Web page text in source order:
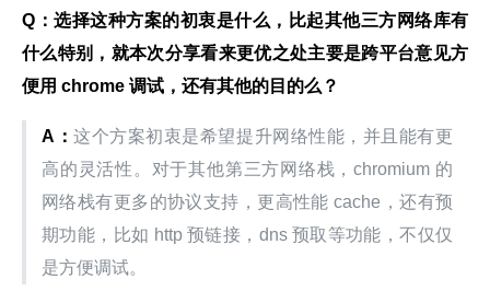
Q：选择这种方案的初衷是什么，比起其他三方网络库有
什么特别，就本次分享看来更优之处主要是跨平台意见方
便用 chrome 调试，还有其他的目的么？
A：这个方案初衷是希望提升网络性能，并且能有更
高的灵活性。对于其他第三方网络栈，chromium 的
网络栈有更多的协议支持，更高性能 cache，还有预
期功能，比如 http 预链接，dns 预取等功能，不仅仅
是方便调试。